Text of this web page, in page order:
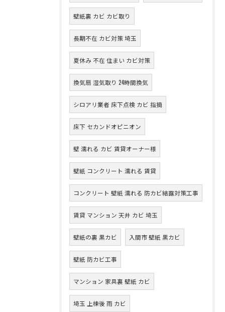
壁紙裏 カビ カビ取り
長期不在 カビ対策 埼玉
夏休み 不在 住まい カビ対策
換気扇 湿気取り 24時間換気
シロアリ業者 床下点検 カビ 指摘
床下 セカンドオピニオン
壁 濡れる カビ 賃貸オーナー様
壁紙 コンクリート 濡れる 賃貸
コンクリート 壁紙 濡れる 防カビ結露対策工事
賃貸 マンション 天井 カビ 埼玉
壁紙の裏 黒カビ 入間市 壁紙 黒カビ
壁紙 防カビ工事
マンション 家具裏 壁紙 カビ
埼玉 上棟後 雨 カビ